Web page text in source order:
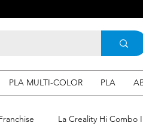
PLA MULTI-COLOR PLA
La Creality Hi Combo